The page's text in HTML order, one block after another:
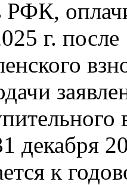
РФК,
г.
декабря
к